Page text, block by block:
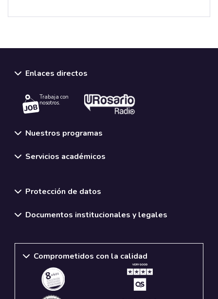
Enlaces directos
Trabaja con
nosotros.
Nuestros programas
Servicios académicos
Protección de datos
Documentos institucionales y legales
Comprometidos con la calidad